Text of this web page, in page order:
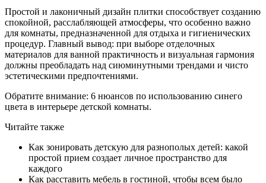
Простой и лаконичный дизайн плитки способствует созданию
спокойной, расслабляющей атмосферы, что особенно важно
для комнаты, предназначенной для отдыха и гигиенических
процедур. Главный вывод: при выборе отделочных
материалов для ванной практичность и визуальная гармония
должны преобладать над сиюминутными трендами и чисто
эстетическими предпочтениями.
Обратите внимание: 6 нюансов по использованию синего
цвета в интерьере детской комнаты.
Читайте также
Как зонировать детскую для разнополых детей: какой
простой прием создает личное пространство для
каждого
Как расставить мебель в гостиной, чтобы всем было